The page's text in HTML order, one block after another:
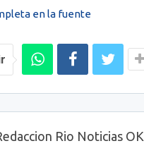
en la fuente
Rio Noticias OK